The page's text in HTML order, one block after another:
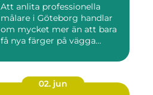
Att anlita professionella
målare i Göteborg handlar
om mycket mer än att bara
få nya färger på vägga...
02. jun